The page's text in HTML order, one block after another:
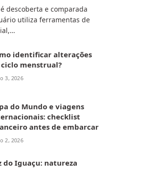
descoberta e comparada
utiliza ferramentas de
identificar alterações
ciclo menstrual?
3, 2026
do Mundo e viagens
checklist
antes de embarcar
2, 2026
do Iguaçu: natureza